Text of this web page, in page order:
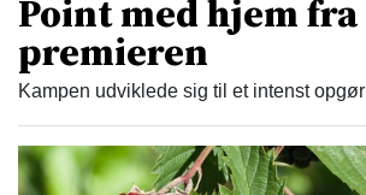
Point med hjem fra
premieren
Kampen udviklede sig til et intenst opgør